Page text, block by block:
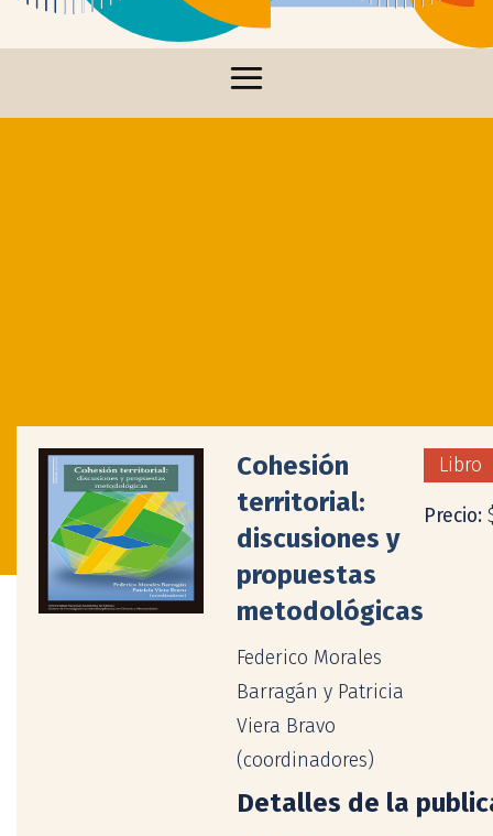
Cohesión
territorial:
discusiones y
propuestas
metodológicas
Federico Morales
Barragán y Patricia
Viera Bravo
(coordinadores)
Libro
Precio:
Detalles de la